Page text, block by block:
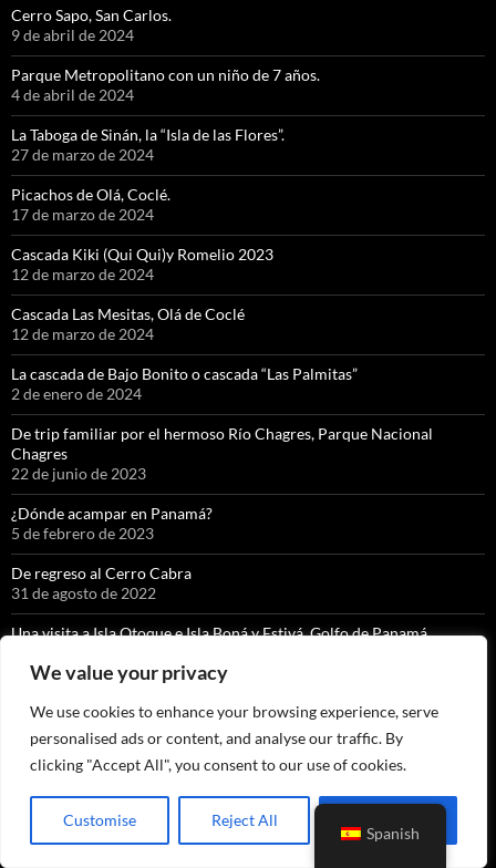
We value your privacy
We use cookies to enhance your browsing experience, serve
personalised ads or content, and analyse our traffic. By
clicking "Accept All", you consent to our use of cookies.
Customise Reject All
Cerro Sapo, San Carlos.
9 de abril de 2024
Parque Metropolitano con un niño de 7 años.
4 de abril de 2024
La Taboga de Sinán, la “Isla de las Flores”.
27 de marzo de 2024
Picachos de Olá, Coclé.
17 de marzo de 2024
Cascada Kiki (Qui Qui)y Romelio 2023
12 de marzo de 2024
Cascada Las Mesitas, Olá de Coclé
12 de marzo de 2024
La cascada de Bajo Bonito o cascada “Las Palmitas”
2 de enero de 2024
De trip familiar por el hermoso Río Chagres, Parque Nacional
Chagres
22 de junio de 2023
¿Dónde acampar en Panamá?
5 de febrero de 2023
De regreso al Cerro Cabra
31 de agosto de 2022
Una visita a Isla Otoque e Isla Boná y Estivá, Golfo de Panamá.
5 de mayo de 2022
Salto Jordanal, una belleza de 40 metros de alto, en un bosque
nuboso exquisito.
8 de abril de 2022
La cascada con caída libre más alta de Panamá” KIKI, Soloy, Comarca
Spanish